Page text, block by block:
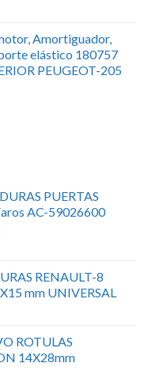
Amortiguador,
elástico 180757
PEUGEOT-205
PUERTAS
AC-59026600
RENAULT-8
mm UNIVERSAL
ROTULAS
14X28mm